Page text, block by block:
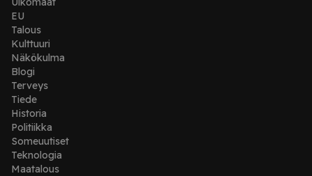
EU
Talous
Kulttuuri
Näkökulma
Blogi
Terveys
Tiede
Historia
Politiikka
Someuutiset
Teknologia
Maatalous